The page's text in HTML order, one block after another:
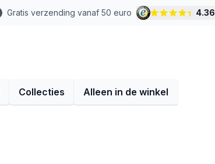
Gratis verzending vanaf 50 euro 4.36
Collecties Alleen in de winkel